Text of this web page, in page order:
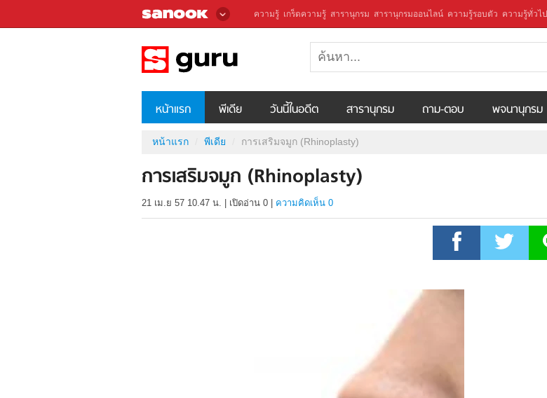
ความรู้ เกร็ดความรู้ สารานุกรม สารานุกรมออนไลน์ ความรู้รอบตัว ความรู้ทั่วไป
หน้าแรก พีเดีย วันนี้ในอดีต สารานุกรม ถาม-ตอบ พจนานุกรม
หน้าแรก พีเดีย การเสริมจมูก (Rhinoplasty)
การเสริมจมูก (Rhinoplasty)
21 เม.ย 57 10.47 น. เปิดอ่าน 0 ความคิดเห็น 0